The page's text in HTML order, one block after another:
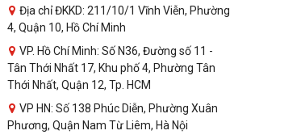
Địa chỉ ĐKKD: 211/10/1 Vĩnh Viễn, Phường
4, Quận 10, Hồ Chí Minh
VP. Hồ Chí Minh: Số N36, Đường số 11 -
Tân Thới Nhất 17, Khu phố 4, Phường Tân
Thới Nhất, Quận 12, Tp. HCM
VP HN: Số 138 Phúc Diễn, Phường Xuân
Phương, Quận Nam Từ Liêm, Hà Nội